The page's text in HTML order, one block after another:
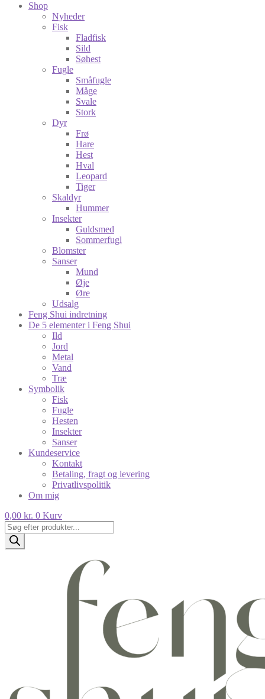
Shop
Nyheder
Fisk
Fladfisk
Sild
Søhest
Fugle
Småfugle
Måge
Svale
Stork
Dyr
Frø
Hare
Hest
Hval
Leopard
Tiger
Skaldyr
Hummer
Insekter
Guldsmed
Sommerfugl
Blomster
Sanser
Mund
Øje
Øre
Udsalg
Feng Shui indretning
De 5 elementer i Feng Shui
Ild
Jord
Metal
Vand
Træ
Symbolik
Fisk
Fugle
Hesten
Insekter
Sanser
Kundeservice
Kontakt
Betaling, fragt og levering
Privatlivspolitik
Om mig
0,00 kr. 0 Kurv
Products
search